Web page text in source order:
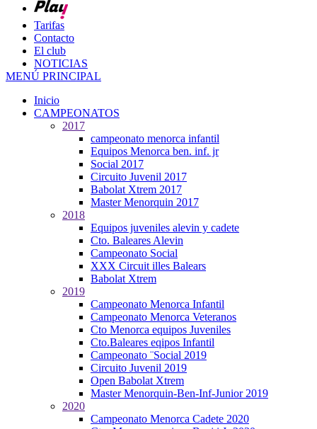
Tarifas
Contacto
El club
NOTICIAS
MENÚ PRINCIPAL
Inicio
CAMPEONATOS
2017
campeonato menorca infantil
Equipos Menorca ben. inf. jr
Social 2017
Circuito Juvenil 2017
Babolat Xtrem 2017
Master Menorquin 2017
2018
Equipos juveniles alevin y cadete
Cto. Baleares Alevin
Campeonato Social
XXX Circuit illes Balears
Babolat Xtrem
2019
Campeonato Menorca Infantil
Campeonato Menorca Veteranos
Cto Menorca equipos Juveniles
Cto.Baleares eqipos Infantil
Campeonato ¨Social 2019
Circuito Juvenil 2019
Open Babolat Xtrem
Master Menorquin-Ben-Inf-Junior 2019
2020
Campeonato Menorca Cadete 2020